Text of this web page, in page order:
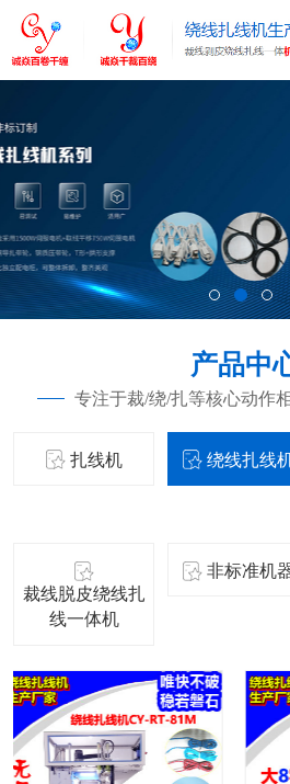
产品中
专注于裁/绕/扎等核心动作
扎线机
绕线扎线
裁线脱皮绕线扎
线一体机
非标准机